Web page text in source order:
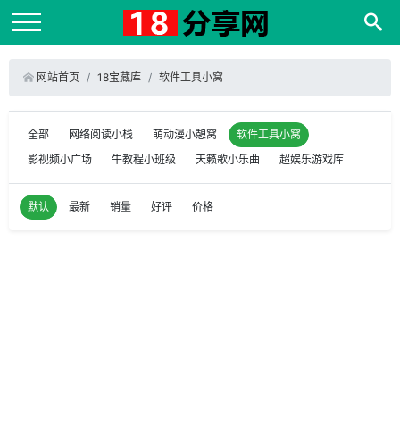
网站首页 18宝藏库 软件工具小窝
全部 网络阅读小栈 萌动漫小憩窝
软件工具小窝
影视频小广场
牛教程小班级 天籁歌小乐曲 超娱乐游戏库
默认 最新 销量 好评 价格